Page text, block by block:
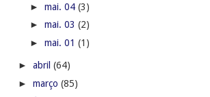
► mai. 04 (3)
► mai. 03 (2)
► mai. 01 (1)
► abril (64)
► março (85)